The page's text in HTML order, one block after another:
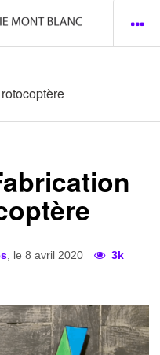
, le 8 avril 2020 3k